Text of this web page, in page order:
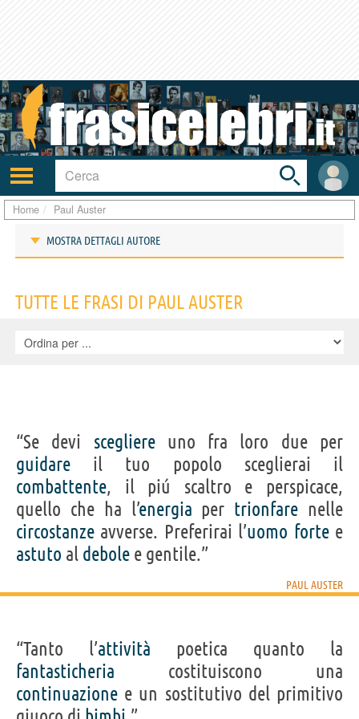
Attiva/disattiva
navigazione
User
area
Toggle
search
bar
Home Paul Auster
MOSTRA DETTAGLI AUTORE
IDENTIKIT E DATI ANAGRAFICI
Nome
Cognome Auster
Nato 3 febbraio 1947 a Newark
Morto 30 aprile 2024
Sesso maschile
Nazionalità statunitense
Professione scrittore
Segno zodiacale Acquario
LIBRI DI PAUL AUSTER
4 3 2 1
dall'interno
Diario d'inverno Sunset Park
TUTTE LE FRASI DI PAUL AUSTER
“Se devi scegliereuno fra loro due per
guidare il tuo popolo sceglierai il
combattente, il piú scaltro e perspicace,
quello che ha l’energia per trionfare nelle
circostanze avverse. Preferirai l’uomo fortee
astuto al debole e gentile.”
PAUL AUSTER
“Tanto l’attività poetica quanto la
fantasticheria costituiscono una
continuazione e un sostitutivo del primitivo